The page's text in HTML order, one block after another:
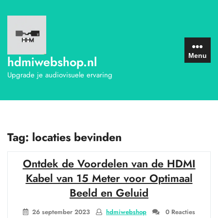
naar
inhoud
hdmiwebshop.nl
Upgrade je audiovisuele ervaring
Menu
Tag: locaties bevinden
Ontdek de Voordelen van de HDMI
Kabel van 15 Meter voor Optimaal
Beeld en Geluid
26 september 2023 hdmiwebshop 0 Reacties